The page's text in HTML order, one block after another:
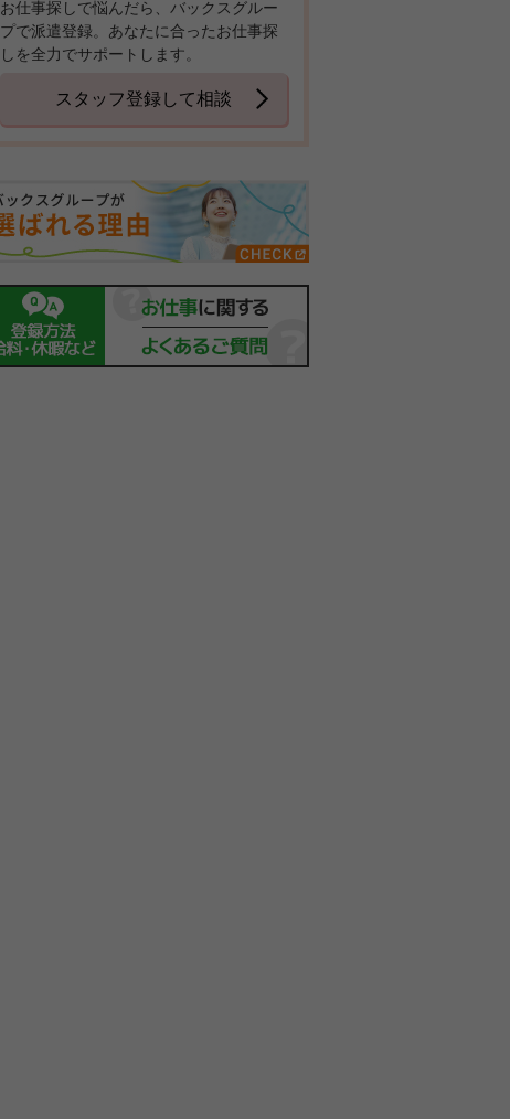
お仕事探しで悩んだら、バックスグルー
プで派遣登録。あなたに合ったお仕事探
しを全力でサポートします。
スタッフ登録して相談